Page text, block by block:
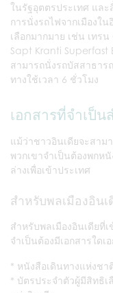
ในรัฐอุตตรประเทศ แล
การนั่งรถไฟจากเมืองใ
เลือกมากมาย เช่น เทร
Sapt Kranti
สามารถนั่งรถบัสสาธา
ทางใช้เวลา 6 ชั่วโมง
เอกสารที่จำเป็
แม้ว่าชาวอินเดียจะสาม
พวกเขาจำเป็นต้องพกห
ล่างเพื่อเข้าประเทศ
สำหรับพลเมืองอินเ
สำหรับพลเมืองอินเดียที่
จำเป็นต้องมีเอกสารใดเ
* หนังสือเดินทางแห่งชา
* บัตรประจำตัวผู้มีสิทธิเ